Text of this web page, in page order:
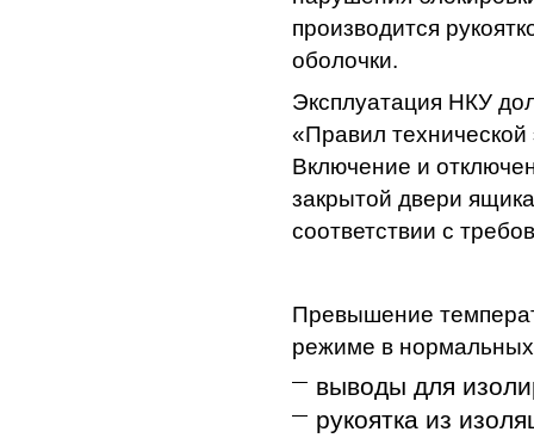
производится
оболочки.
Эксплуатация НКУ
«Правил технической
Включение и
закрытой двери
соответствии с
Превышение
режиме в
выводы для
рукоятка из